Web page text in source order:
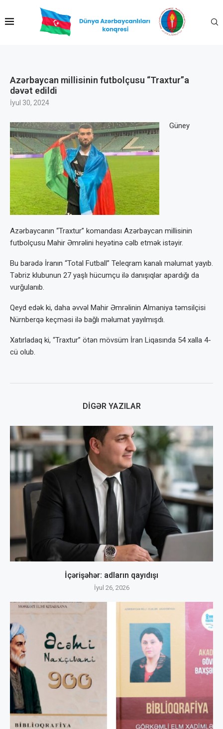
Azərbaycan millisinin futbolçusu “Traxtur”a
dəvət edildi
İyul 30, 2024
Güney
Azərbaycanın “Traxtur” komandası Azərbaycan millisinin
futbolçusu Mahir Əmrəlini heyətinə cəlb etmək istəyir.
Bu barədə İranın “Total Futball” Teleqram kanalı məlumat yayıb.
Təbriz klubunun 27 yaşlı hücumçu ilə danışıqlar apardığı da
vurğulanıb.
Qeyd edək ki, daha əvvəl Mahir Əmrəlinin Almaniya təmsilçisi
Nürnberqə keçməsi ilə bağlı məlumat yayılmışdı.
Xatırladaq ki, “Traxtur” ötən mövsüm İran Liqasında 54 xalla 4-
cü olub.
DIGƏR YAZILAR
İçərişəhər: adların qayıdışı
İyul 26, 2026